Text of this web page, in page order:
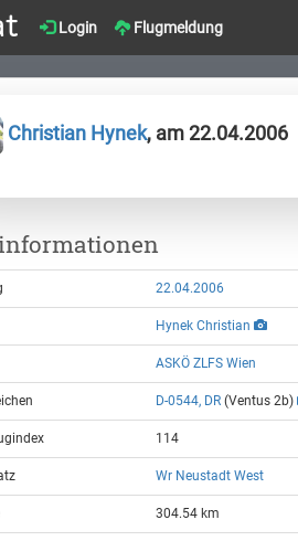
Login Flugmeldung
Christian Hynek, am 22.04.2006
22.04.2006
Hynek Christian
ASKÖ ZLFS Wien
D-0544, DR (Ventus 2b)
114
Wr Neustadt West
304.54 km